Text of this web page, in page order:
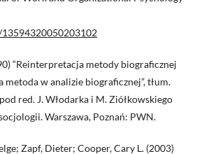
“Reinterpretacja metody biograficznej
metoda w analizie biograficznej”, tłum.
red. J. Włodarka i M. Ziółkowskiego
Warszawa, Poznań: PWN.
Zapf, Dieter; Cooper, Cary L. (2003)